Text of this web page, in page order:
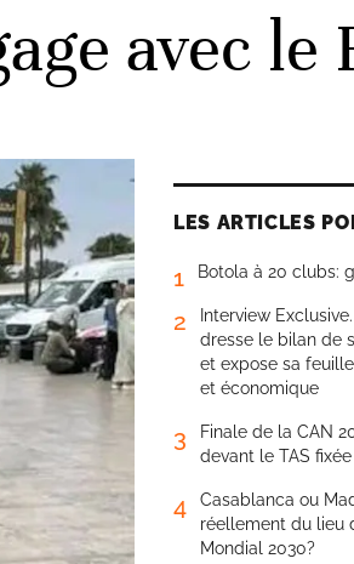
avec le
LES ARTICLES
1 Botola à 20 clubs:
2
Interview
dresse le bilan de
et expose sa
et économique
3
Finale de la CAN
devant le TAS
4
Casablanca ou
réellement du lieu
Mondial 2030?